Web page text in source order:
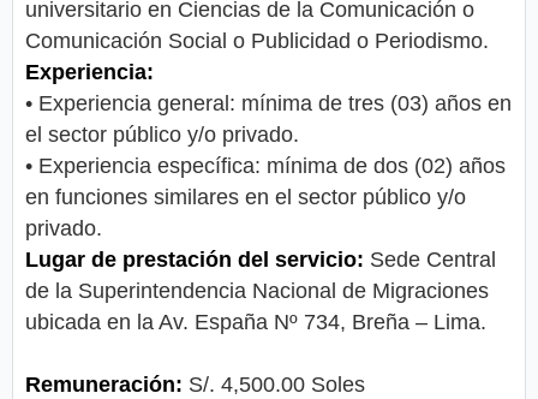
universitario en Ciencias de la Comunicación o
Comunicación Social o Publicidad o Periodismo.
Experiencia:
• Experiencia general: mínima de tres (03) años en
el sector público y/o privado.
• Experiencia específica: mínima de dos (02) años
en funciones similares en el sector público y/o
privado.
Lugar de prestación del servicio: Sede Central
de la Superintendencia Nacional de Migraciones
ubicada en la Av. España Nº 734, Breña – Lima.
Remuneración: S/. 4,500.00 Soles